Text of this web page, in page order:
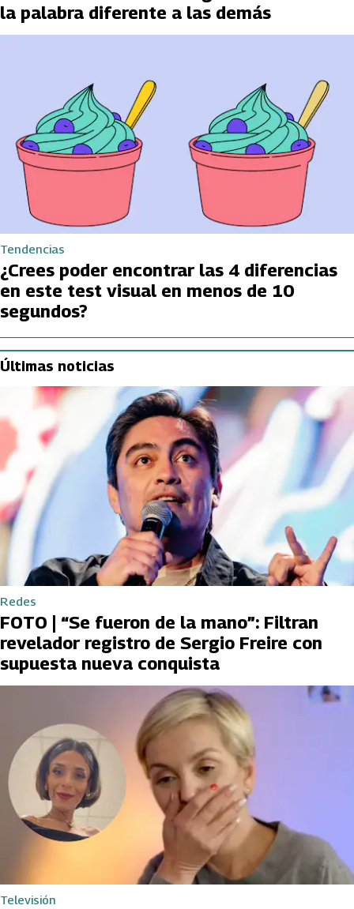
la palabra diferente a las demás
Tendencias
¿Crees poder encontrar las 4 diferencias
en este test visual en menos de 10
segundos?
Últimas noticias
Redes
FOTO | “Se fueron de la mano”: Filtran
revelador registro de Sergio Freire con
supuesta nueva conquista
Televisión